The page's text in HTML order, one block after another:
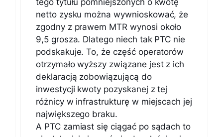
tego tytułu pomniejszonych o kwotę
netto zysku można wywnioskować, że
zgodny z prawem MTR wynosi około
9,5 grosza. Dlatego niech tak PTC nie
podskakuje. To, że część operatorów
otrzymało wyższy związane jest z ich
deklaracją zobowiązującą do
inwestycji kwoty pozyskanej z tej
różnicy w infrastrukturę w miejscach jej
największego braku.
A PTC zamiast się ciągać po sądach to